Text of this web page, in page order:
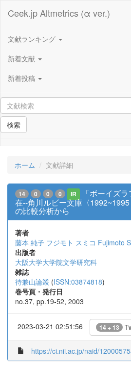
Ceek.jp Altmetrics (α ver.)
文献ランキング
新着文献
新着投稿
検索
ホーム 文献詳細
14 0 0 0 IR
「ボーイズ
在--角川ルビー文庫〈
の比較分析から
著者
藤本 純子 フジモト スミコ Fujimoto
出版者
大阪大学大学院文学研究科
雑誌
待兼山論叢 (ISSN:03874818)
巻号頁・発行日
no.37, pp.19-52, 2003
2023-03-21 02:51:56 14 + 13
https://ci.nii.ac.jp/naid/